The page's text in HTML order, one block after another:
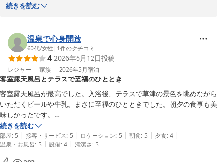
います。
いただけたことを大変嬉しく思います。
いただいたお言葉は調理・温泉担当と共有し、さらにご満足いただ
ける滞在を目指してまいります。
七月のご来館を心よりお待ち申し上げます。
ラビスタ草津ヒルズ　宿泊マネージャー　中里
ラビスタ草津ヒルズ（共立リゾート）
2026-06-22
続きを読む
温泉で心身開放
60代/女性 | 1件のクチコミ
4 2026年6月12日投稿
レジャー 家族 2026年5月宿泊
客室露天風呂とテラスで至福のひととき
客室露天風呂が最高でした。入浴後、テラスで草津の景色を眺めながら
いただくビールや牛乳。まさに至福のひとときでした。朝夕の食事も美
味しかったです。
スタッフの方の距離感がちょうどよく、チェックインからチェックアウ
トまで、ずっと居心地の良いホテルです。
またぜひ泊まりたい！！
続きを読む
部屋: 5 | 接客・サービス: 5 | ロケーション: 5 | 朝食: 5 | 夕食: 4 |
温泉・お風呂: 5 | 設備: 4 | 清潔さ: 5